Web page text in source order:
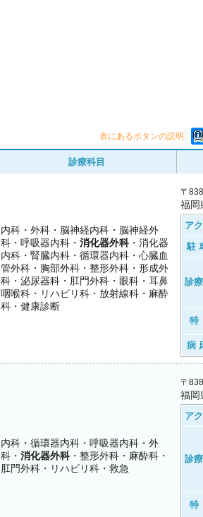
表にあるボタンの説明
診療科目
内科・外科・脳神経内科・脳神経外
科・呼吸器内科・ 消化器外科・消化器
内科・腎臓内科・循環器内科・心臓血
管外科・胸部外科・整形外科・形成外
科・泌尿器科・肛門外科・眼科・耳鼻
咽喉科・リハビリ科・放射線科・麻酔
科・健康診断
〒
福岡
ア
駐
診
病
内科・循環器内科・呼吸器内科・外
科・ 消化器外科・整形外科・麻酔科・
肛門外科・リハビリ科・救急
〒
福岡
ア
診